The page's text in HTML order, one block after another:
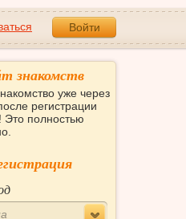
Войти
знакомств
уже через
регистрации
Это полностью